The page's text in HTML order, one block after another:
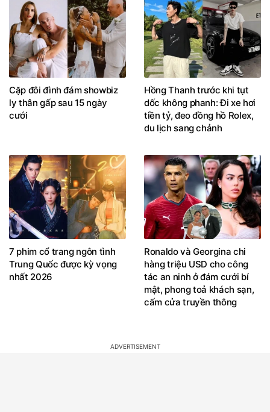
Cặp đôi đình đám showbiz
ly thân gấp sau 15 ngày
cưới
Hồng Thanh trước khi tụt
dốc không phanh: Đi xe hơi
tiền tỷ, đeo đồng hồ Rolex,
du lịch sang chảnh
7 phim cổ trang ngôn tình
Trung Quốc được kỳ vọng
nhất 2026
Ronaldo và Georgina chi
hàng triệu USD cho công
tác an ninh ở đám cưới bí
mật, phong toả khách sạn,
cấm cửa truyền thông